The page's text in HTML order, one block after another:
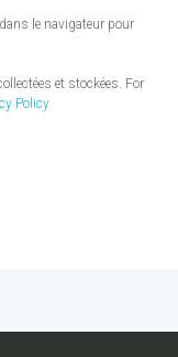
le navigateur pour
et stockées. For
Policy